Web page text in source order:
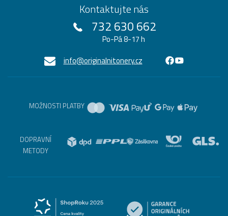
Kontaktujte nás
732 630 662
Po-Pá 8-17 h
info@originalnitonery.cz
MOŽNOSTI PLATBY
DOPRAVNÍ
METODY